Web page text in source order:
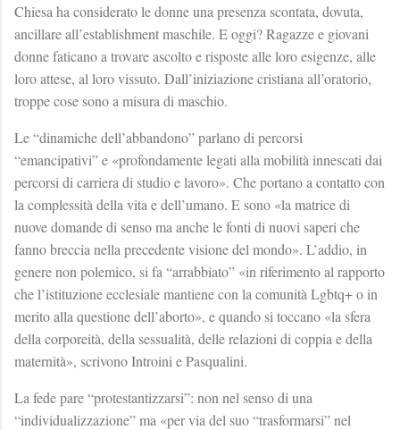
Chiesa ha considerato le donne una presenza scontata, dovuta,
ancillare all’establishment maschile. E oggi? Ragazze e giovani
donne faticano a trovare ascolto e risposte alle loro esigenze, alle
loro attese, al loro vissuto. Dall’iniziazione cristiana all’oratorio,
troppe cose sono a misura di maschio.
Le “dinamiche dell’abbandono” parlano di percorsi
“emancipativi” e «profondamente legati alla mobilità innescati dai
percorsi di carriera di studio e lavoro». Che portano a contatto con
la complessità della vita e dell’umano. E sono «la matrice di
nuove domande di senso ma anche le fonti di nuovi saperi che
fanno breccia nella precedente visione del mondo». L’addio, in
genere non polemico, si fa “arrabbiato” «in riferimento al rapporto
che l’istituzione ecclesiale mantiene con la comunità Lgbtq+ o in
merito alla questione dell’aborto», e quando si toccano «la sfera
della corporeità, della sessualità, delle relazioni di coppia e della
maternità», scrivono Introini e Pasqualini.
La fede pare “protestantizzarsi”: non nel senso di una
“individualizzazione” ma «per via del suo “trasformarsi” nel